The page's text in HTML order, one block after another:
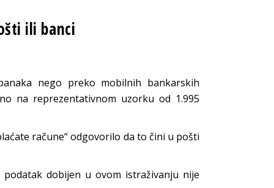
SCHOOLili banci
nego preko mobilnih bankarskih
na reprezentativnom uzorku od 1.995
račune“ odgovorilo da to čini u pošti
dobijen u ovom istraživanju nije